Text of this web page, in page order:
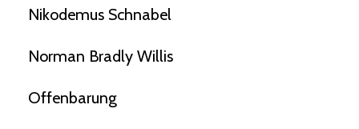
Nikodemus Schnabel
Norman Bradly Willis
Offenbarung